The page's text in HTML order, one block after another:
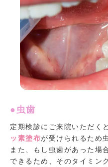
●虫歯
定期検診にご来院いただくと
ッ素塗布が受けられるため
また、もし虫歯があった場
できるため、そのタイミン